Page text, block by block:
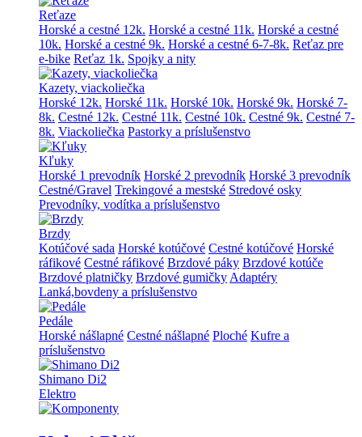
Reťaze
Horské a cestné 12k. Horské a cestné 11k. Horské a cestné
10k. Horské a cestné 9k. Horské a cestné 6-7-8k. Reťaz pre
e-bike Reťaz 1k. Spojky a nity
Kazety, viackoliečka
Horské 12k. Horské 11k. Horské 10k. Horské 9k. Horské 7-
8k. Cestné 12k. Cestné 11k. Cestné 10k. Cestné 9k. Cestné 7-
8k. Viackoliečka Pastorky a príslušenstvo
Kľuky
Horské 1 prevodník Horské 2 prevodník Horské 3 prevodník
Cestné/Gravel Trekingové a mestské Stredové osky
Prevodníky, vodítka a príslušenstvo
Brzdy
Kotúčové sada Horské kotúčové Cestné kotúčové Horské
ráfikové Cestné ráfikové Brzdové páky Brzdové kotúče
Brzdové platničky Brzdové gumičkyAdaptéry
Lanká,bovdeny a príslušenstvo
Pedále
Horské nášlapné Cestné nášlapné Ploché Kufre a
príslušenstvo
Shimano Di2
Elektro